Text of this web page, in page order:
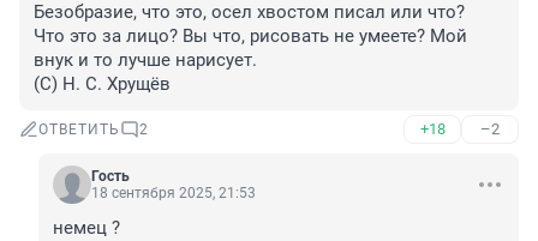
Безобразие, что это, осел хвостом писал или что?
Что это за лицо? Вы что, рисовать не умеете? Мой
внук и то лучше нарисует.
(С) Н. С. Хрущёв
ОТВЕТИТЬ 2 +18 –2
Гость
18 сентября 2025, 21:53
немец ?